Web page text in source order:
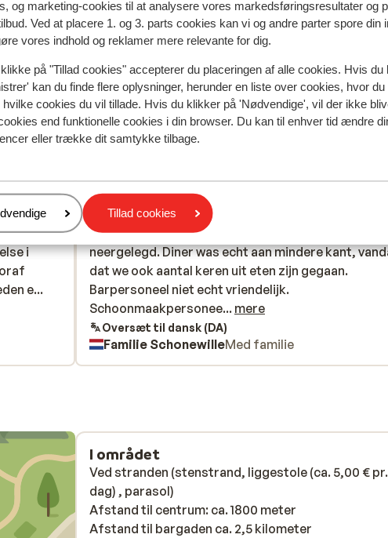
og marketing-cookies til at analysere vores markedsføringsresultater og
Ved at placere 1. og 3. parts cookies kan vi og andre parter spore din
vores indhold og reklamer mere relevante for dig.
på "Tillad cookies" accepterer du placeringen af alle cookies. Hvis du
kan du finde flere oplysninger, herunder en liste over cookies, hvor
cookies du vil tillade. Hvis du klikker på 'Nødvendige', vil der ikke
end funktionelle cookies i din browser. Du kan til enhver tid ændre
eller trække dit samtykke tilbage.
Tillad cookies
afspejler deres oplevelser med vores produkt.Mere om
sidste uge
musik-
i
er
til
min.
musik-
i
e...
6.9 God
Accommodatie behoorlijk gedateerd. Werd op
goed schoongemaalt, zeker nadat we tipgeld
neergelegd. Diner was echt aan mindere kant,
dat we ook aantal keren uit eten zijn gegaan.
Barpersoneel niet echt vriendelijk.
Schoonmaakpersoneel welke uit Vietnam kwam
daarentegen juist wel. Bij receptie ook
vriendelijke,gastvrije mensen.
Accommodatie behoorlijk gedateerd. Werd op
goed schoongemaalt, zeker nadat we tipgeld
neergelegd. Diner was echt aan mindere kant,
dat we ook aantal keren uit eten zijn gegaan.
Barpersoneel niet echt vriendelijk.
Schoonmaakpersonee... mere
Oversæt til dansk (DA)
Familie SchonewilleMed familie
I området
Ved stranden (stenstrand, liggestole (ca. 5,00 € pr.
dag) , parasol)
Afstand til centrum: ca. 1800 meter
Afstand til bargaden ca. 2,5 kilometer